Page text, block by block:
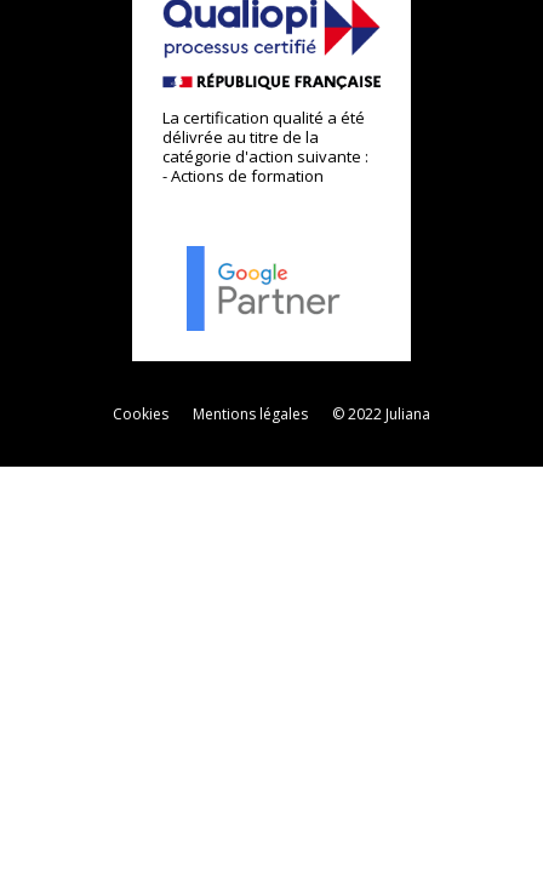
La certification qualité a été
délivrée au titre de la
catégorie d'action suivante :
- Actions de formation
Cookies Mentions légales © 2022 Juliana